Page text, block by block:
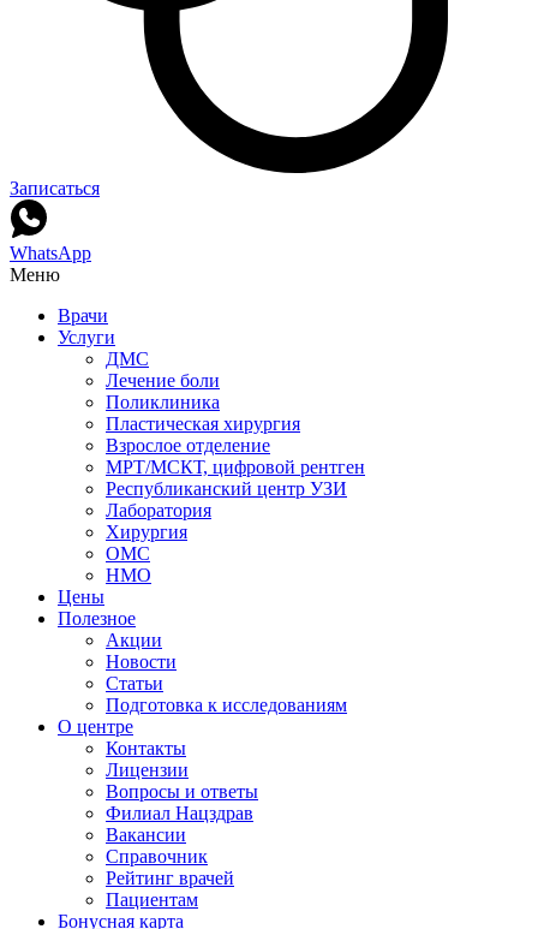
Записаться
WhatsApp
Меню
Врачи
Услуги
ДМС
Лечение боли
Поликлиника
Пластическая хирургия
Взрослое отделение
МРТ/МСКТ, цифровой рентген
Республиканский центр УЗИ
Лаборатория
Хирургия
ОМС
НМО
Цены
Полезное
Акции
Новости
Статьи
Подготовка к исследованиям
О центре
Контакты
Лицензии
Вопросы и ответы
Филиал Нацздрав
Вакансии
Справочник
Рейтинг врачей
Пациентам
Бонусная карта